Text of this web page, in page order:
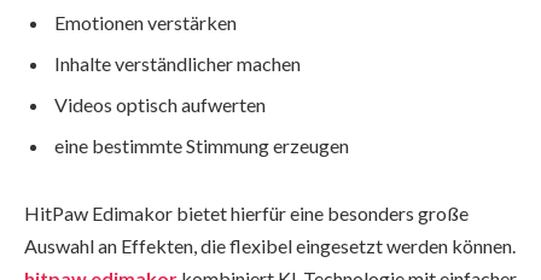
Emotionen verstärken
Inhalte verständlicher machen
Videos optisch aufwerten
eine bestimmte Stimmung erzeugen
HitPaw Edimakor bietet hierfür eine besonders große
Auswahl an Effekten, die flexibel eingesetzt werden können.